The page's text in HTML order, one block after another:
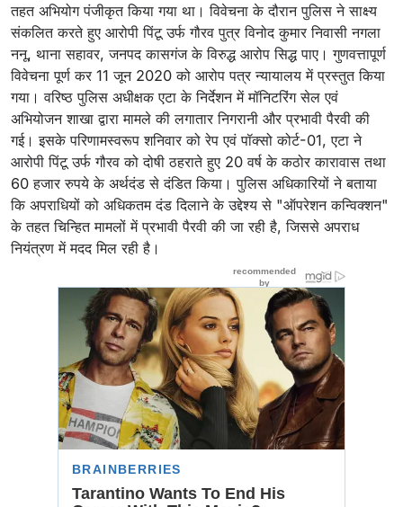
तहत अभियोग पंजीकृत किया गया था। विवेचना के दौरान पुलिस ने साक्ष्य
संकलित करते हुए आरोपी पिंटू उर्फ गौरव पुत्र विनोद कुमार निवासी नगला
ननू, थाना सहावर, जनपद कासगंज के विरुद्ध आरोप सिद्ध पाए। गुणवत्तापूर्ण
विवेचना पूर्ण कर 11 जून 2020 को आरोप पत्र न्यायालय में प्रस्तुत किया
गया। वरिष्ठ पुलिस अधीक्षक एटा के निर्देशन में मॉनिटरिंग सेल एवं
अभियोजन शाखा द्वारा मामले की लगातार निगरानी और प्रभावी पैरवी की
गई। इसके परिणामस्वरूप शनिवार को रेप एवं पॉक्सो कोर्ट-01, एटा ने
आरोपी पिंटू उर्फ गौरव को दोषी ठहराते हुए 20 वर्ष के कठोर कारावास तथा
60 हजार रुपये के अर्थदंड से दंडित किया। पुलिस अधिकारियों ने बताया
कि अपराधियों को अधिकतम दंड दिलाने के उद्देश्य से "ऑपरेशन कन्विक्शन"
के तहत चिन्हित मामलों में प्रभावी पैरवी की जा रही है, जिससे अपराध
नियंत्रण में मदद मिल रही है।